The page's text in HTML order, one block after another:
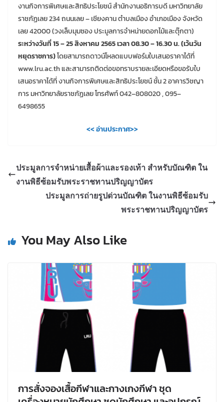
งานกิจการพิเศษและสิทธิประโยชน์ สำนักงานอธิการบดี มหาวิทยาลัย
ราชภัฏเลย 234 ถนนเลย – เชียงคาน ตำบลเมือง อำเภอเมือง จังหวัด
เลย 42000 (วงเล็บมุมซอง ประมูลการจำหน่ายดอกไม้และตุ๊กตา)
ระหว่างวันที่ 15 – 25 สิงหาคม 2565 เวลา 08.30 – 16.30 น. (เว้นวัน
หยุดราชการ)โดยสามารถดาวน์โหลดแบบฟอร์มใบเสนอราคาได้ที่
www.lru.ac.th และสามารถติดต่อขอทราบรายละเอียดหรือขอรับใบ
เสนอราคาได้ที่ งานกิจการพิเศษและสิทธิประโยชน์ ชั้น 2 อาคารวิชญา
การ มหาวิทยาลัยราชภัฏเลย โทรศัพท์ 042–808020 , 095–
6498655
<< อ่านประกาศ>>
ประมูลการจำหน่ายเสื้อผ้าและรองเท้า สำหรับบัณฑิต ใน
งานพิธีซ้อมรับพระราชทานปริญญาบัตร
ประมูลการถ่ายรูปด่วนบัณฑิต ในงานพิธีซ้อมรับ
พระราชทานปริญญาบัตร
You May Also Like
การสั่งจองเสื้อกีฬาและกางเกงกีฬา ชุด